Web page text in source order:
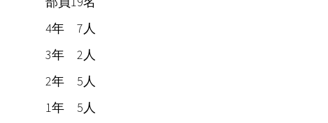
4年 7人
3年 2人
2年 5人
1年 5人